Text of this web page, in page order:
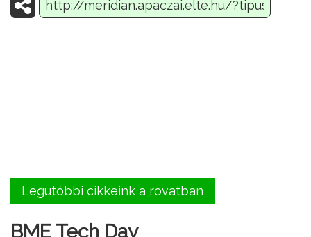
Legutóbbi cikkeink a rovatban
BME Tech Day